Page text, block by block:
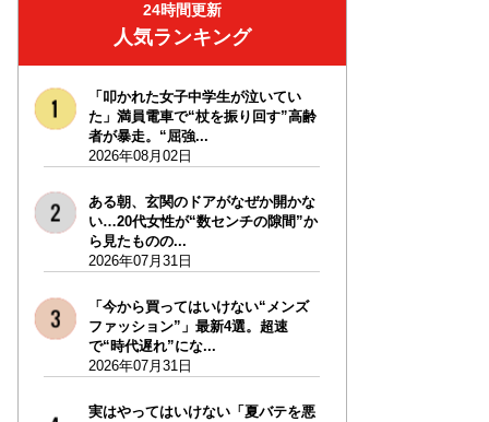
24時間更新
人気ランキング
「叩かれた女子中学生が泣いてい
た」満員電車で“杖を振り回す”高齢
者が暴走。“屈強...
2026年08月02日
ある朝、玄関のドアがなぜか開かな
い…20代女性が“数センチの隙間”か
ら見たものの...
2026年07月31日
「今から買ってはいけない“メンズ
ファッション”」最新4選。超速
で“時代遅れ”にな...
2026年07月31日
実はやってはいけない「夏バテを悪